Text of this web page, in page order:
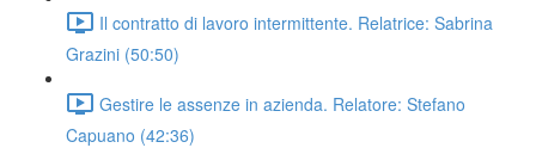
Il contratto di lavoro intermittente. Relatrice: Sabrina
Grazini (50:50)
Gestire le assenze in azienda. Relatore: Stefano
Capuano (42:36)